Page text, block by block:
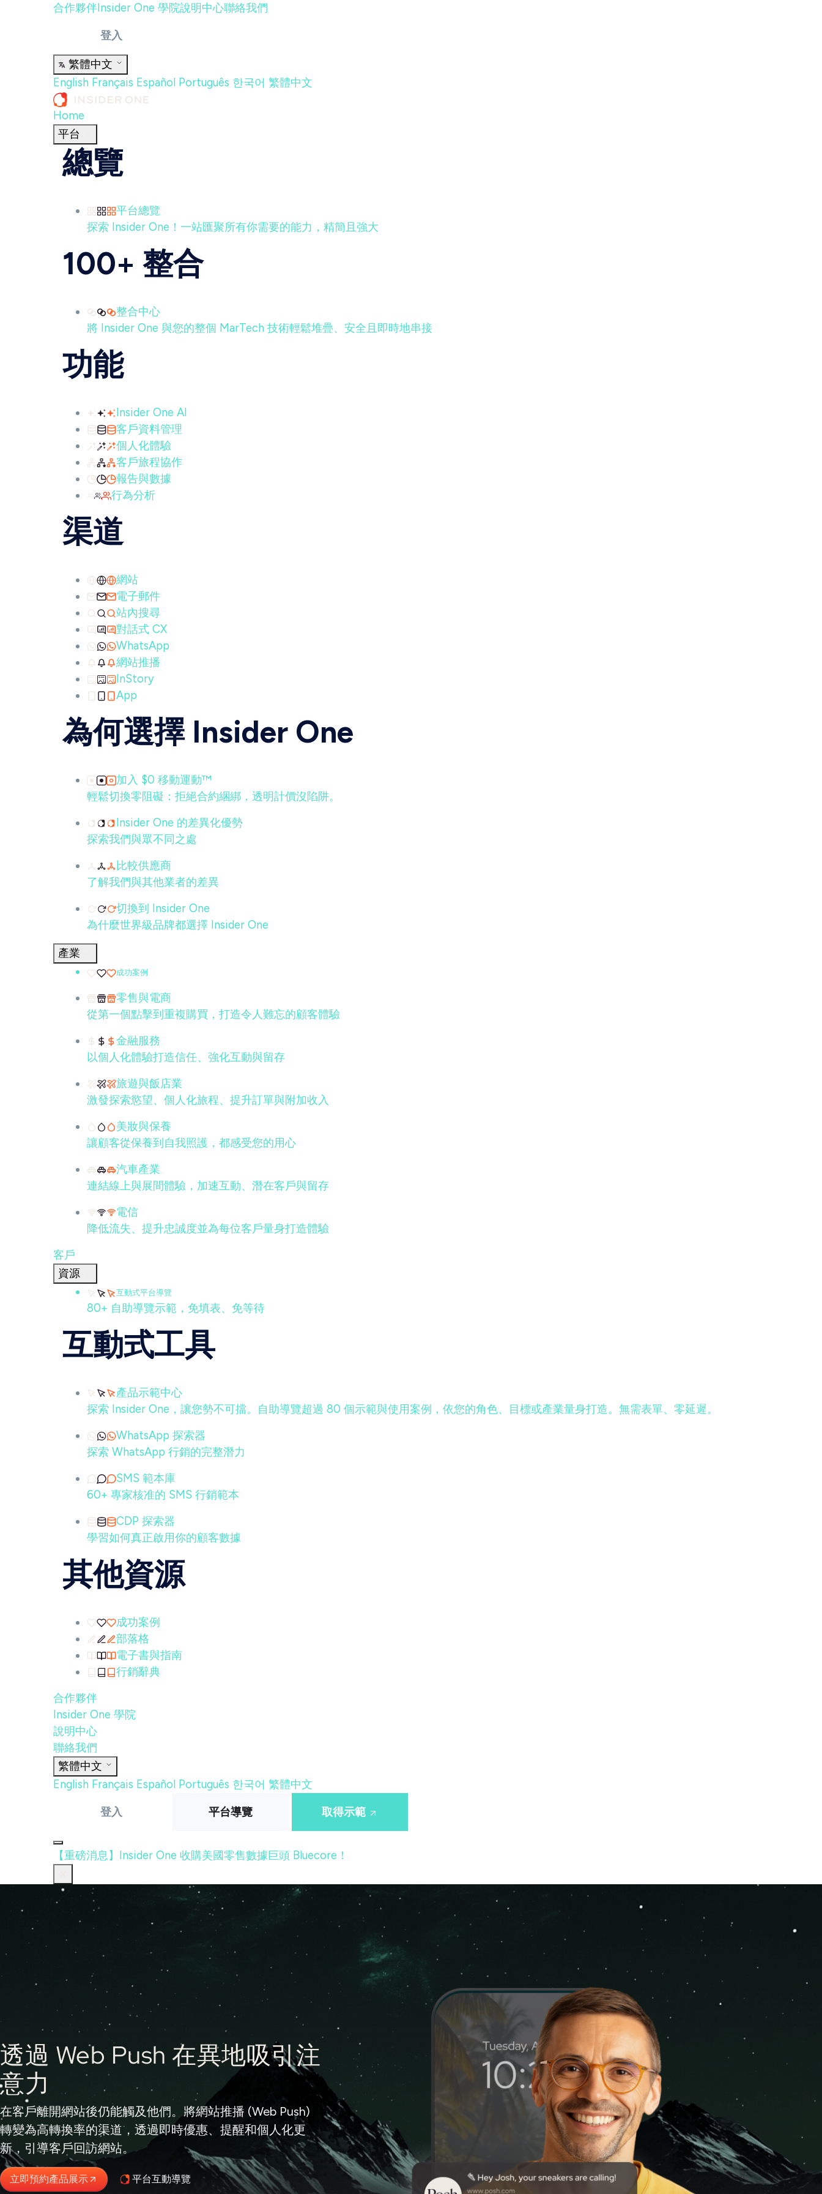
合作夥伴 Insider One 學院說明中心聯絡我們
登入
繁體中文
English Français Español Português 한국어 繁體中文
Home
平台
總覽
平台總覽
探索 Insider One！一站匯聚所有你需要的能力，精簡且強大
100+ 整合
整合中心
將 Insider One 與您的整個 MarTech 技術輕鬆堆疊、安全且即時地串接
功能
Insider One AI
客戶資料管理
個人化體驗
客戶旅程協作
報告與數據
行為分析
渠道
網站
電子郵件
站內搜尋
對話式 CX
WhatsApp
網站推播
InStory
App
為何選擇 Insider One
加入 $0 移動運動™
輕鬆切換零阻礙：拒絕合約綑綁，透明計價沒陷阱。
Insider One 的差異化優勢
探索我們與眾不同之處
比較供應商
了解我們與其他業者的差異
切換到 Insider One
為什麼世界級品牌都選擇 Insider One
產業
成功案例
零售與電商
從第一個點擊到重複購買，打造令人難忘的顧客體驗
金融服務
以個人化體驗打造信任、強化互動與留存
旅遊與飯店業
激發探索慾望、個人化旅程、提升訂單與附加收入
美妝與保養
讓顧客從保養到自我照護，都感受您的用心
汽車產業
連結線上與展間體驗，加速互動、潛在客戶與留存
電信
降低流失、提升忠誠度並為每位客戶量身打造體驗
客戶
資源
互動式平台導覽
80+ 自助導覽示範，免填表、免等待
互動式工具
產品示範中心
探索 Insider One，讓您勢不可擋。自助導覽超過 80 個示範與使用案例，依您的角色、目標或產業量身打造。無需表單、零延遲。
WhatsApp 探索器
探索 WhatsApp 行銷的完整潛力
SMS 範本庫
60+ 專家核准的 SMS 行銷範本
CDP 探索器
學習如何真正啟用你的顧客數據
其他資源
成功案例
部落格
電子書與指南
行銷辭典
合作夥伴
Insider One 學院
說明中心
聯絡我們
繁體中文
English Français Español Português 한국어 繁體中文
登入 平台導覽 取得示範
【重磅消息】Insider One 收購美國零售數據巨頭 Bluecore！
透過 Web Push 在異地吸引注
意力
在客戶離開網站後仍能觸及他們。將網站推播 (Web Push)
轉變為高轉換率的渠道，透過即時優惠、提醒和個人化更
新，引導客戶回訪網站。
立即預約產品展示 平台互動導覽